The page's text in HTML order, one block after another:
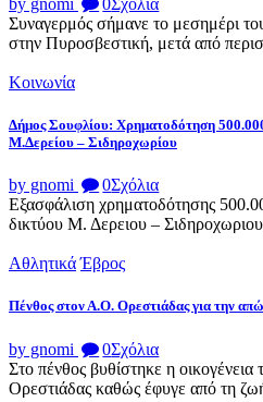
by gnomi 0Σχόλια
Συναγερμός σήμανε το μεσημέρι
στην Πυροσβεστική, μετά από
Κοινωνία
Δήμος Σουφλίου: Χρηματοδότηση
Μ.Δερείου – Σιδηροχωρίου
by gnomi 0Σχόλια
Εξασφάλιση χρηματοδότησης
δικτύου Μ. Δερειου –
Αθλητικά Έβρος
Πένθος στον Α.Ο. Ορεστιάδας για την
by gnomi 0Σχόλια
Στο πένθος βυθίστηκε η
Ορεστιάδας καθώς έφυγε από τη